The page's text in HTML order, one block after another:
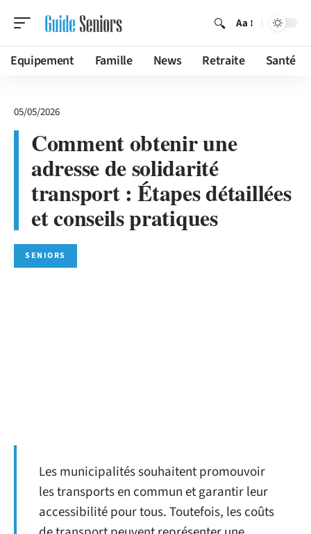
Aa
Equipement Famille News Retraite Santé
05/05/2026
Comment obtenir une
adresse de solidarité
transport : Étapes détaillées
et conseils pratiques
SENIORS
Les municipalités souhaitent promouvoir
les transports en commun et garantir leur
accessibilité pour tous. Toutefois, les coûts